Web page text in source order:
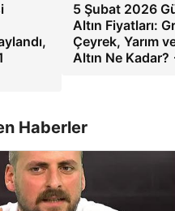
5 Şubat 2026
Altın Fiyatları:
Çeyrek, Yarım
Altın Ne
Haberler